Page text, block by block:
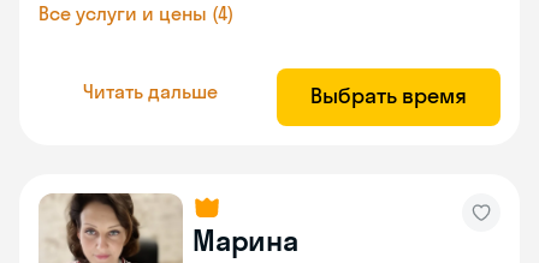
Все услуги и цены (4)
Читать дальше Выбрать время
Марина